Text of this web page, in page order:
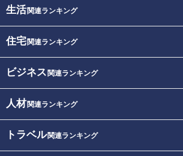
生活関連ランキング
住宅関連ランキング
ビジネス 関連ランキング
人材関連ランキング
トラベル関連ランキング